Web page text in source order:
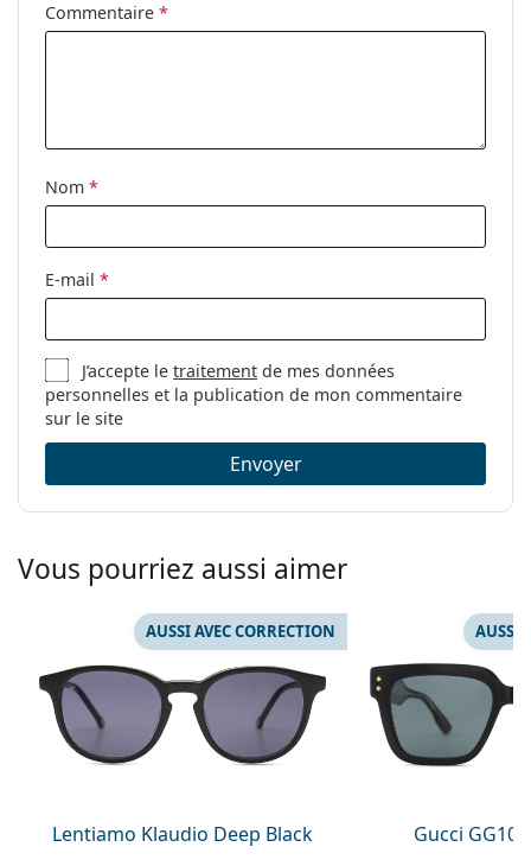
Non
Commentaire *
Nom *
E-mail *
J’accepte letraitement de mes données
personnelles et la publication de mon commentaire
sur le site
Envoyer
Vous pourriez aussi aimer
Lentiamo Klaudio Deep Black
AUSSI AVEC CORRECTION
Gucci
AUSSI